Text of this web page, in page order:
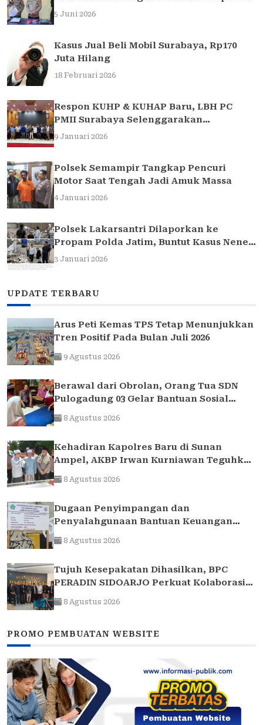
Traffic Light di Surabaya
5 Juni 2026
Kasus Jual Beli Mobil Surabaya, Rp170
Juta Hilang
18 Februari 2026
Respon KUHP & KUHAP Baru, LBH PC
PMII Surabaya Selenggarakan
Sarasehan Hukum
9 Januari 2026
Polsek Semampir Tangkap Pencuri
Motor Saat Tengah Jadi Amuk Massa
4 Januari 2026
Polsek Lakarsantri Dilaporkan ke
Propam Polda Jatim, Buntut Kasus Nenek
Elina
3 Januari 2026
UPDATE TERBARU
Arus Peti Kemas TPS Tetap Menunjukkan
Tren Positif Pada Bulan Juli 2026
9 Agustus 2026
Berawal dari Obrolan, Orang Tua SDN
Pulogadung 03 Gelar Bantuan Sosial
untuk Siswa yang Membutuhkan
8 Agustus 2026
Kehadiran Kapolres Baru di Sunan
Ampel, AKBP Irwan Kurniawan Teguhkan
Sinergi Polri dan Ulama
8 Agustus 2026
Dugaan Penyimpangan dan
Penyalahgunaan Bantuan Keuangan
Desa Tropodo . Kec Waru . Kab . Sidoarjo
8 Agustus 2026
Tujuh Kesepakatan Dihasilkan, BPC
PERADIN SIDOARJO Perkuat Kolaborasi
dengan DPRD
8 Agustus 2026
PROMO PEMBUATAN WEBSITE